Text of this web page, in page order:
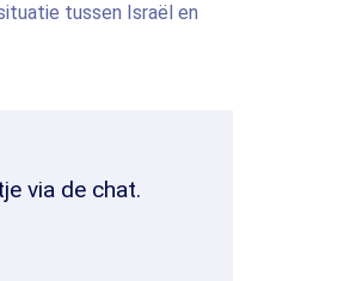
tussen Israël en
via de chat.